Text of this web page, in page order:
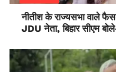
नीतीश के राज्यसभा वाले
JDU नेता, बिहार सीएम